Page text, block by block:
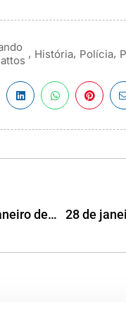
, História, Polícia,
de… 28 de